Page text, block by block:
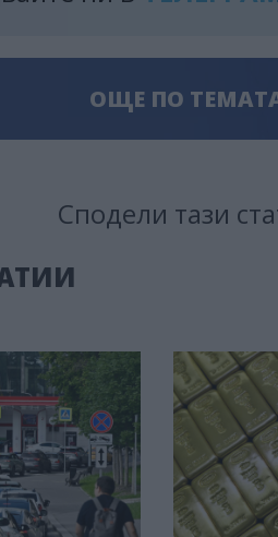
ОЩЕ ПО
Сподели тази